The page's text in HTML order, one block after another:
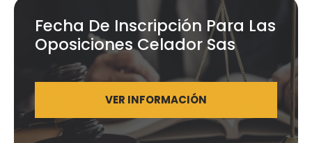
Fecha De Inscripción Para Las
Oposiciones Celador Sas
VER INFORMACIÓN